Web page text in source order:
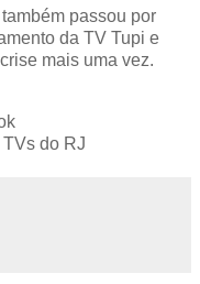
passou por
da TV Tupi e
mais uma vez.
do RJ